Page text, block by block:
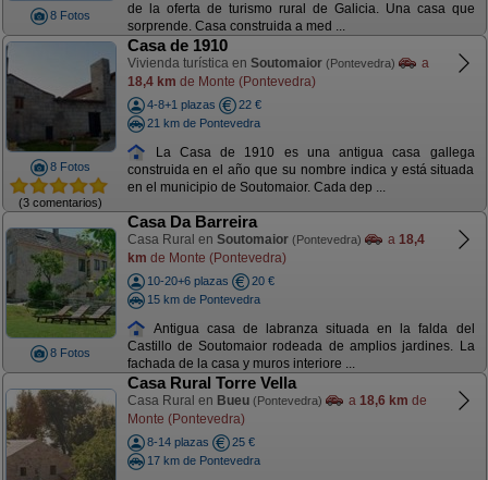
8 Fotos
de la oferta de turismo rural de Galicia. Una casa que
sorprende. Casa construida a med ...
8 Fotos
(3 comentarios)
Casa de 1910
Vivienda turística en Soutomaior (Pontevedra)
a
18,4 km de Monte (Pontevedra)
4-8+1 plazas
22 €
21 km de Pontevedra
La Casa de 1910 es una antigua casa gallega
construida en el año que su nombre indica y está situada
en el municipio de Soutomaior. Cada dep ...
8 Fotos
Casa Da Barreira
Casa Rural en Soutomaior (Pontevedra) a 18,4
km de Monte (Pontevedra)
10-20+6 plazas
20 €
15 km de Pontevedra
Antigua casa de labranza situada en la falda del
Castillo de Soutomaior rodeada de amplios jardines. La
fachada de la casa y muros interiore ...
Casa Rural Torre Vella
Casa Rural en Bueu (Pontevedra) a 18,6 km de
Monte (Pontevedra)
8-14 plazas
25 €
17 km de Pontevedra